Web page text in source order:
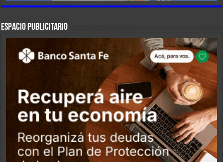
ESPACIO PUBLICITARIO